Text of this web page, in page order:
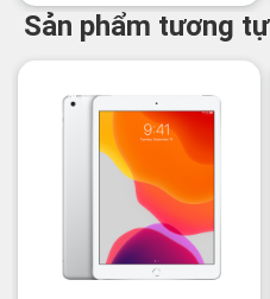
Sản phẩm tương tự
-29%